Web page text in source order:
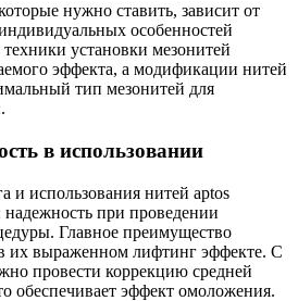
нужно ставить, зависит от
особенностей
установки мезонитей
эффекта, а модификации нитей
тип мезонитей для
в использовании
и использования нитей aptos
надежность при проведении
Главное преимущество
их выраженном лифтинг эффекте. С
провести коррекцию средней
обеспечивает эффект омоложения.